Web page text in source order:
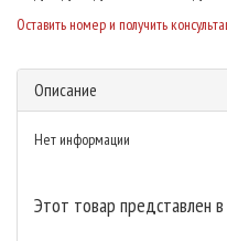
Оставить номер и получить
Описание
Нет информации
Этот товар представлен в